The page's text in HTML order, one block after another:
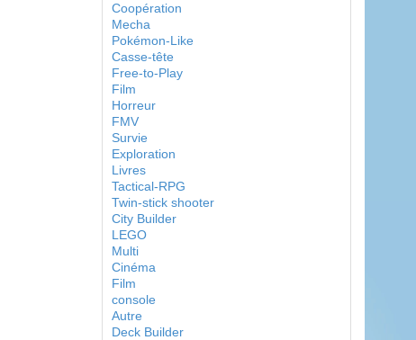
Coopération
Mecha
Pokémon-Like
Casse-tête
Free-to-Play
Film
Horreur
FMV
Survie
Exploration
Livres
Tactical-RPG
Twin-stick shooter
City Builder
LEGO
Multi
Cinéma
Film
console
Autre
Deck Builder